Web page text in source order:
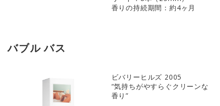
香りの持続期間：約4ヶ月
バブル バス
ビバリーヒルズ 2005
“気持ちがやすらぐクリーンな
香り”